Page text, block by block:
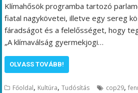
Klímahősök programba tartozó
fiatal nagykövetei, illetve egy sereg
fáradságot és a felelősséget, hogy
„A klímaválság gyermekjogi…
OLVASS TOVÁBB!
Főoldal, Kultúra,Tudósítás cop29,